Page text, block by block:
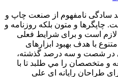
سادگی نامفهوم از صنعت چاپ و
چاپگرها و متون بلکه روزنامه و
است و برای شرايط فعلی
با هدف بهبود ابزارهای
در شصت و سه درصد گذشته،
و متخصصان را مي طلبد تا با
طراحان رايانه ای علی